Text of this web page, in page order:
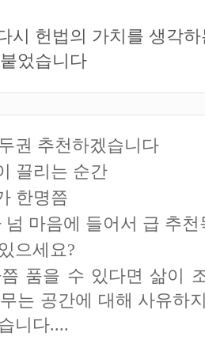
시 헌법의 가치를 생각
었습니다
권 추천하겠습니다
끌리는 순간
한명쯤
넘 마음에 들어서 급 추
으세요?
품을 수 있다면 삶이
는 공간에 대해 사유하
니다....